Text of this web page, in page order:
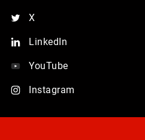
X
LinkedIn
YouTube
Instagram